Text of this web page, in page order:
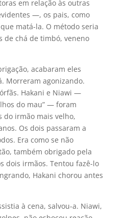
em relação às outras
—, os pais, como
matá-la. O método seria
de chá de timbó, veneno
acabaram eles
Morreram agonizando.
Hakani e Niawi —
do mau” — foram
do irmão mais velho,
Os dois passaram a
Era como se não
também obrigado pela
dois irmãos. Tentou fazê-lo
Hakani chorou antes
à cena, salvou-a. Niawi,